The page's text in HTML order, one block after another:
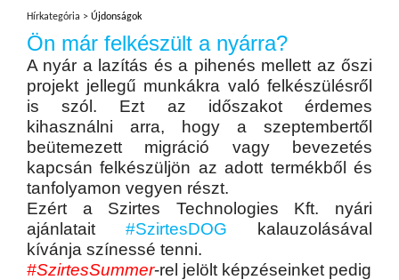
Hírkategória > Újdonságok
Ön már felkészült a nyárra?
A nyár a lazítás és a pihenés mellett az őszi
projekt jellegű munkákra való felkészülésről
is szól. Ezt az időszakot érdemes
kihasználni arra, hogy a szeptembertől
beütemezett migráció vagy bevezetés
kapcsán felkészüljön az adott termékből és
tanfolyamon vegyen részt.
Ezért a Szirtes Technologies Kft. nyári
ajánlatait #SzirtesDOG
kalauzolásával
kívánja színessé tenni.
#SzirtesSummer-rel jelölt képzéseinket pedig